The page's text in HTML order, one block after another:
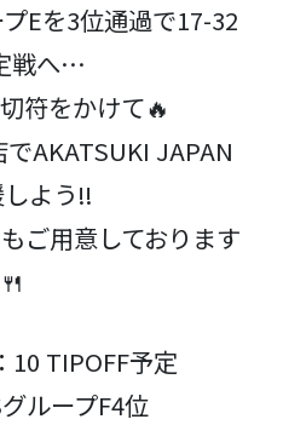
Eを3位通過で17-32
戦へ…
符をかけて🔥
AKATSUKI JAPAN
よう‼️
ご用意しております
🍴
TIPOFF予定
ループF4位